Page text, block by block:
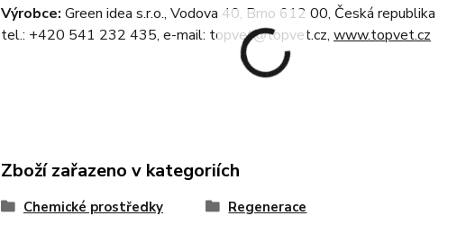
Výrobce: Green idea s.r.o., Vodova 40, Brno 612 00, Česká republika
tel.: +420 541 232 435, e-mail: topvet@topvet.cz, www.topvet.cz
Zboží zařazeno v kategoriích
Chemické prostředky Regenerace